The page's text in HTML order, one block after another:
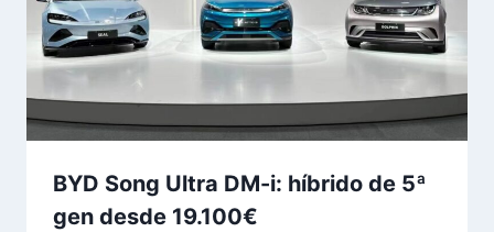
BYD Song Ultra DM-i: híbrido de 5ª
gen desde 19.100€